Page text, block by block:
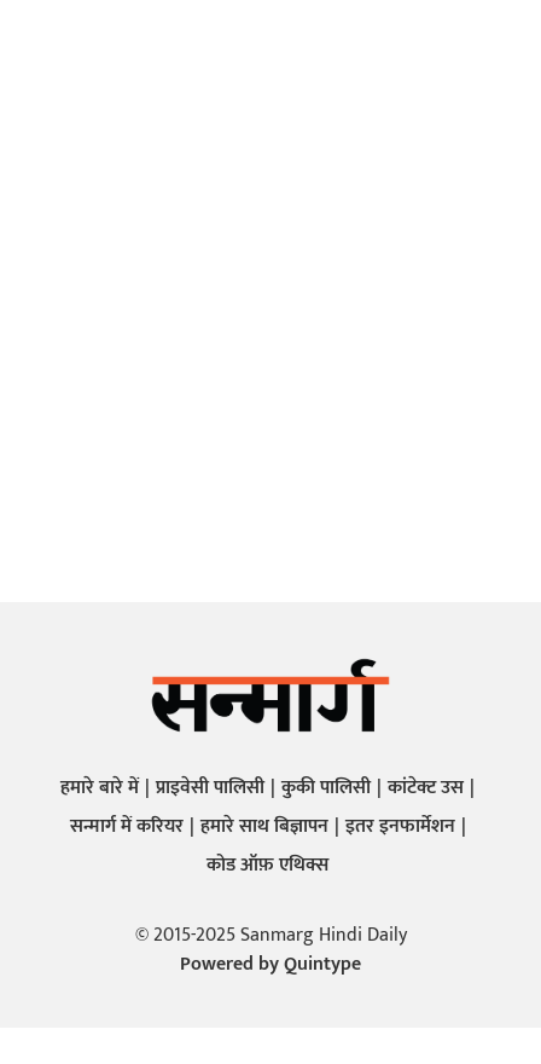
हमारे बारे में प्राइवेसी पालिसी कुकी पालिसी कांटेक्ट उस
सन्मार्ग में करियर हमारे साथ बिज्ञापन इतर इनफार्मेशन
कोड ऑफ़ एथिक्स
© 2015-2025 Sanmarg Hindi Daily
Powered byQuintype